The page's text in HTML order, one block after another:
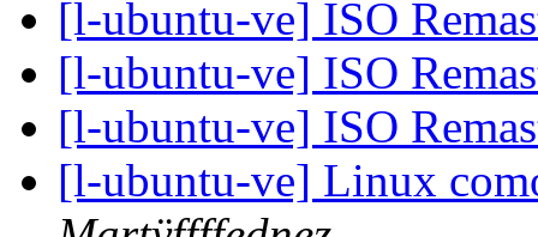
[l-ubuntu-ve] ISO
[l-ubuntu-ve] ISO
[l-ubuntu-ve] ISO
[l-ubuntu-ve] Linux